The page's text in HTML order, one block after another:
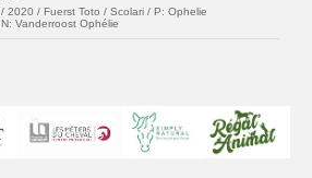
2020 / Fuerst Toto / Scolari / P: Ophelie
Vanderroost Ophélie